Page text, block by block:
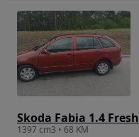
Skoda Fabia 1.4 Fresh
1397 cm3 • 68 KM